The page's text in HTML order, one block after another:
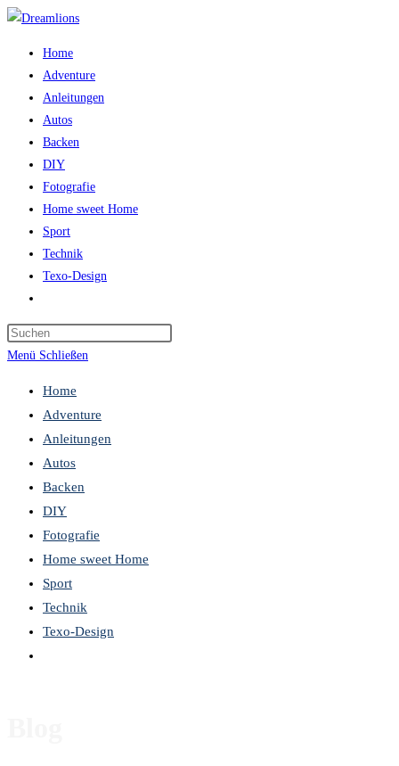
Zum
springen
Home
Adventure
Anleitungen
Autos
Backen
DIY
Fotografie
Home sweet Home
Sport
Technik
Texo-Design
umschalten
Menü Schließen
Home
Adventure
Anleitungen
Autos
Backen
DIY
Fotografie
Home sweet Home
Sport
Technik
Texo-Design